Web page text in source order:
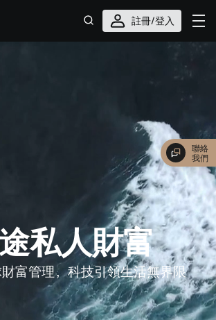
註冊/登入
私人財富
富管理，科技引領生活無界限
聯絡
我們